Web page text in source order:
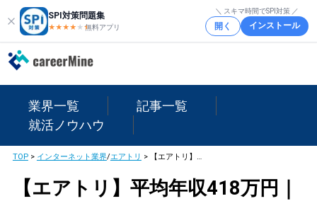
SPI対策問題集
★★★★ ★★
無料アプリ
＼ スキマ時間でSPI対策 ／
開く インストール
業界一覧
記事一覧
就活ノウハウ
TOP> インターネット業界/エアトリ > 【エアトリ】平均年収418万円｜年収推移・業界・年代・役職別など徹底解説！
【エアトリ】平均年収418万円｜